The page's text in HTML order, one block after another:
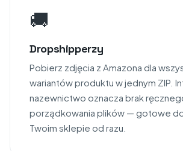
🚚
Dropshipperzy
Pobierz zdjęcia z Amazona dla
wariantów produktu w jednym ZIP.
nazewnictwo oznacza brak
porządkowania plików — gotowe
Twoim sklepie od razu.